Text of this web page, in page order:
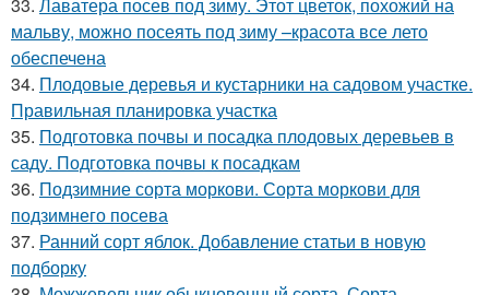
мальву, можно посеять под зиму –красота все лето
обеспечена
34. Плодовые деревья и кустарники на садовом участке.
Правильная планировка участка
35. Подготовка почвы и посадка плодовых деревьев в
саду. Подготовка почвы к посадкам
36. Подзимние сорта моркови. Сорта моркови для
подзимнего посева
37. Ранний сорт яблок. Добавление статьи в новую
подборку